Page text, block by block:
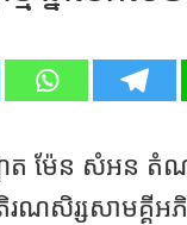
ត ម៉ែន សំអន តំណ
រណសិរ្សសាមគ្គីអ